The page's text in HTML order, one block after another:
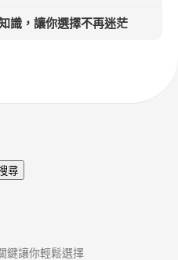
識，讓你選擇不再迷茫
尋
鍵讓你輕鬆選擇